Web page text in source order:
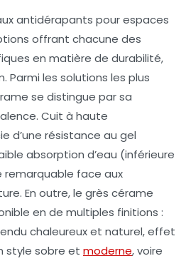
antidérapants pour espaces
offrant chacune des
en matière de durabilité,
Parmi les solutions les plus
se distingue par sa
Cuit à haute
d’une résistance au gel
absorption d’eau (inférieure
remarquable face aux
En outre, le grès cérame
en de multiples finitions :
chaleureux et naturel, effet
style sobre et moderne, voire